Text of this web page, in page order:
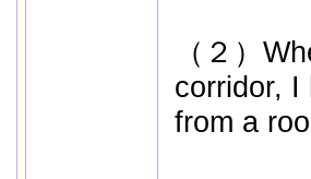
（２）
corridor, I
from a